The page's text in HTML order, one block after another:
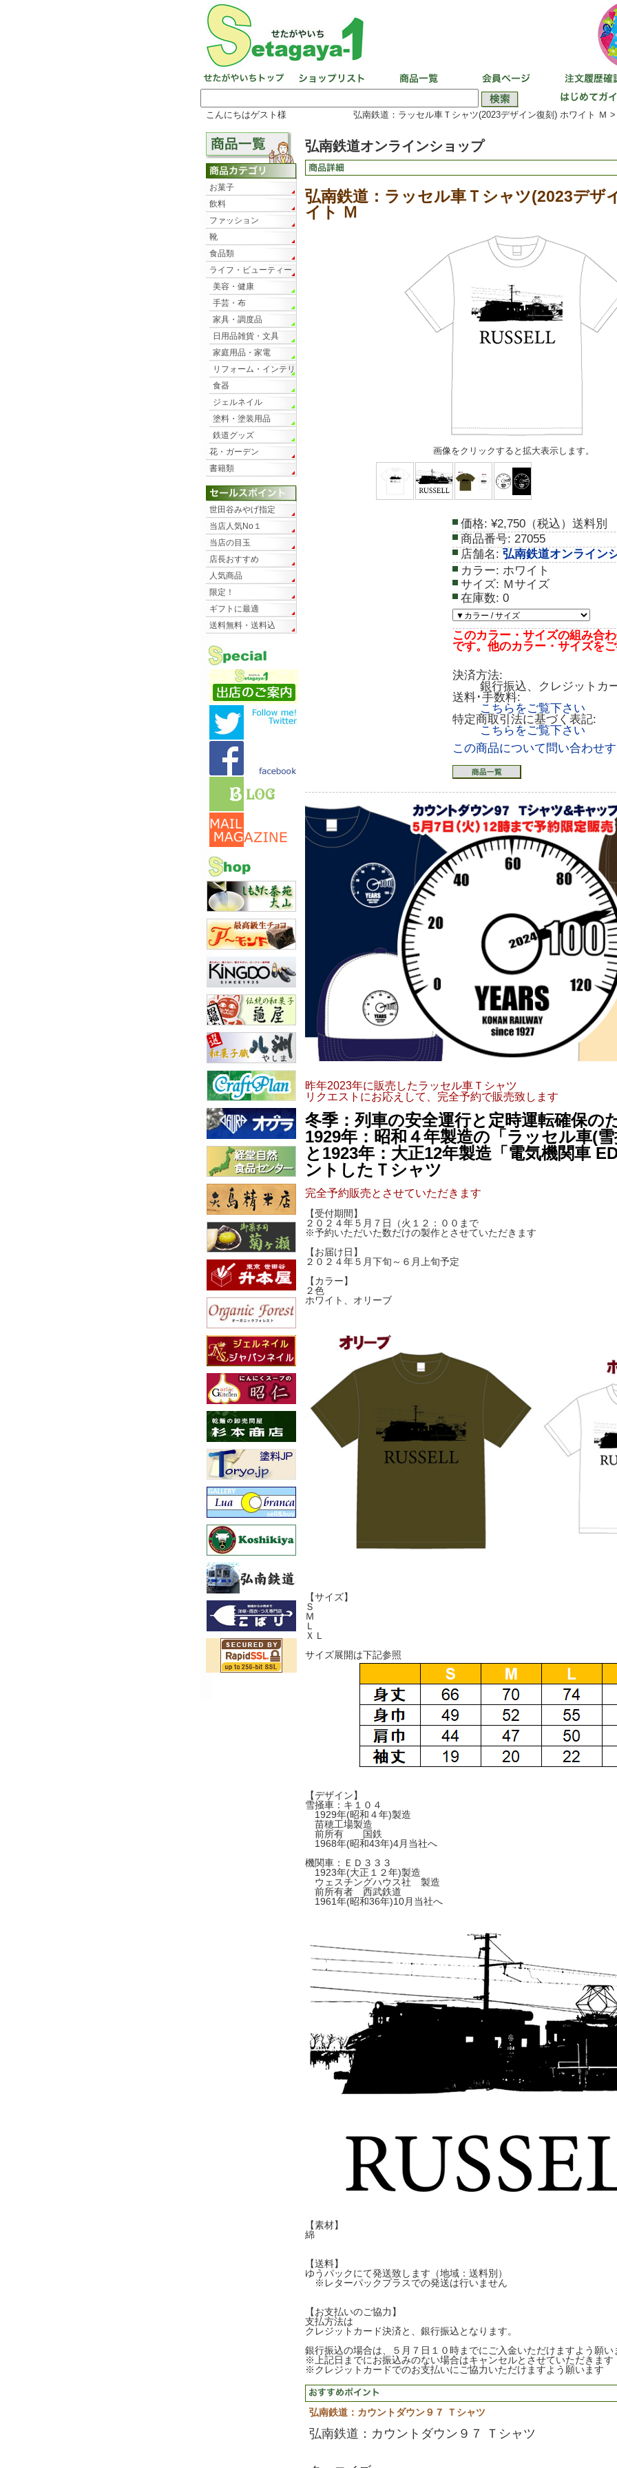
こんにちはゲスト様 弘南鉄道：ラッセル車Ｔシャツ(2023デザイン復刻) ホワイト Ｍ
弘南鉄道オンラインショップ
弘南鉄道：ラッセル車Ｔシャツ(2023デザ
イト Ｍ
画像をクリックすると拡大表示します。
価格: ¥2,750（税込）送料別
商品番号: 27055
店舗名: 弘南鉄道オンライン
カラー: ホワイト
サイズ: Ｍサイズ
在庫数: 0
このカラー・サイズの組み合
です。他のカラー・サイズを
決済方法:
銀行振込、クレジットカ
送料･手数料:
こちらをご覧下さい
特定商取引法に基づく表記:
こちらをご覧下さい
この商品について問い合わせ
昨年2023年に販売したラッセル車Ｔシャツ
リクエストにお応えして、完全予約で販売致します
冬季：列車の安全運行と定時運転確保の
1929年：昭和４年製造の「ラッセル車(
と1923年：大正12年製造「電気機関車
ントしたＴシャツ
完全予約販売とさせていただきます
【受付期間】
２０２４年５月７日（火１２：００まで
※予約いただいた数だけの製作とさせていただきます
【お届け日】
２０２４年５月下旬～６月上旬予定
【カラー】
２色
ホワイト、オリーブ
【サイズ】
Ｓ
Ｍ
Ｌ
ＸＬ
サイズ展開は下記参照
【デザイン】
雪掻車：キ１０４
1929年(昭和４年)製造
苗穂工場製造
前所有 国鉄
1968年(昭和43年)4月当社へ
機関車：ＥＤ３３３
1923年(大正１２年)製造
ウェスチングハウス社 製造
前所有者 西武鉄道
1961年(昭和36年)10月当社へ
【素材】
綿
【送料】
ゆうパックにて発送致します（地域：送料別）
※レターパックプラスでの発送は行いません
【お支払いのご協力】
支払方法は
クレジットカード決済と、銀行振込となります。
銀行振込の場合は、５月７日１０時までにご入金いただけますよう願い
※上記日までにお振込みのない場合はキャンセルとさせていただきます
※クレジットカードでのお支払いにご協力いただけますよう願います
弘南鉄道：カウントダウン９７ Ｔシャツ
弘南鉄道：カウントダウン９７ Ｔシャツ
お菓子
飲料
ファッション
靴
食品類
ライフ・ビューティー
美容・健康
手芸・布
家具・調度品
日用品雑貨・文具
家庭用品・家電
リフォーム・インテリ
ア
食器
ジェルネイル
塗料・塗装用品
鉄道グッズ
花・ガーデン
書籍類
世田谷みやげ指定
当店人気No１
当店の目玉
店長おすすめ
人気商品
限定！
ギフトに最適
送料無料・送料込